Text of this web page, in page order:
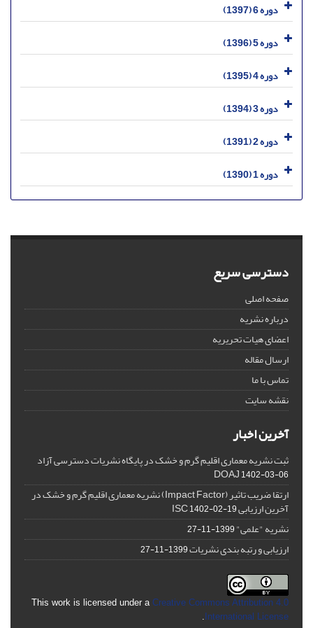
دوره 6 (1397)
دوره 5 (1396)
دوره 4 (1395)
دوره 3 (1394)
دوره 2 (1391)
دوره 1 (1390)
دسترسی سریع
صفحه اصلی
درباره نشریه
اعضای هیات تحریریه
ارسال مقاله
تماس با ما
نقشه سایت
آخرین اخبار
ثبت نشریه معماری اقلیم گرم و خشک در پایگاه نشریات دسترسی آزاد
DOAJ1402-03-06
ارتقا ضریب تاثیر (Impact Factor) نشریه معماری اقلیم گرم و خشک در
آخرین ارزیابی ISC1402-02-19
نشریه "علمی"1399-11-27
ارزیابی و رتبه بندی نشریات1399-11-27
This work is licensed under a Creative Commons Attribution 4.0
International License
.